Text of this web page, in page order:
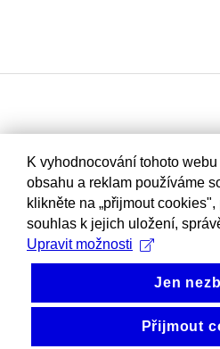
K vyhodnocování tohoto
obsahu a reklam používáme
klikněte na „přijmout
souhlas k jejich uložení,
Upravit možnosti
Jen
Přijmout